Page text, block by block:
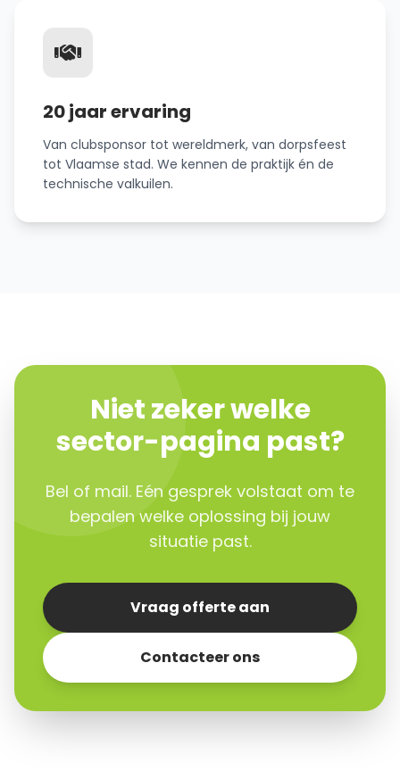
20 jaar ervaring
Van clubsponsor tot wereldmerk, van dorpsfeest
tot Vlaamse stad. We kennen de praktijk én de
technische valkuilen.
Niet zeker welke
sector-pagina past?
Bel of mail. Eén gesprek volstaat om te
bepalen welke oplossing bij jouw
situatie past.
Vraag offerte aan
Contacteer ons